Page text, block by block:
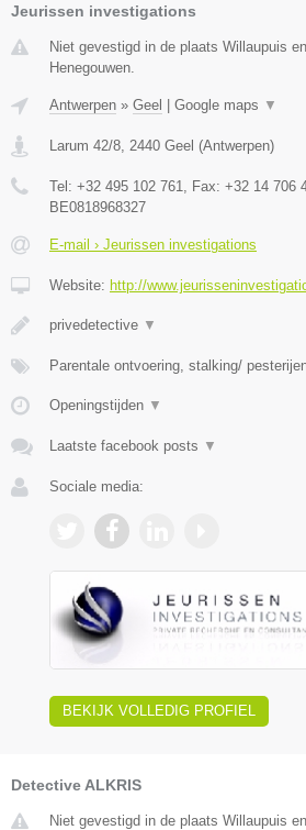
Jeurissen investigations
Niet gevestigd in de plaats Willaupuis
Henegouwen.
Antwerpen » Geel | Google maps ▼
Larum 42/8 2440 Geel (Antwerpen)
Tel: +32 495 102 761 , Fax: +32 14 706
BE0818968327
E-mail › Jeurissen investigations
Website: http://
privedetective ▼
Parentale ontvoering, stalking/
Openingstijden ▼
Laatste facebook posts ▼
Sociale media:
BEKIJK VOLLEDIG PROFIEL
Detective ALKRIS
Niet gevestigd in de plaats Willaupuis